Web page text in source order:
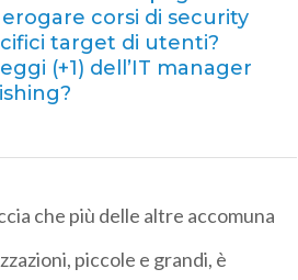
corsi di security
target di utenti?
(+1) dell’IT manager
che più delle altre accomuna
piccole e grandi, è